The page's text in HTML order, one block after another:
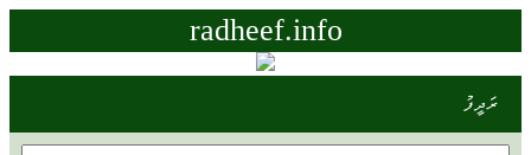
radheef.info
ރަދީފު